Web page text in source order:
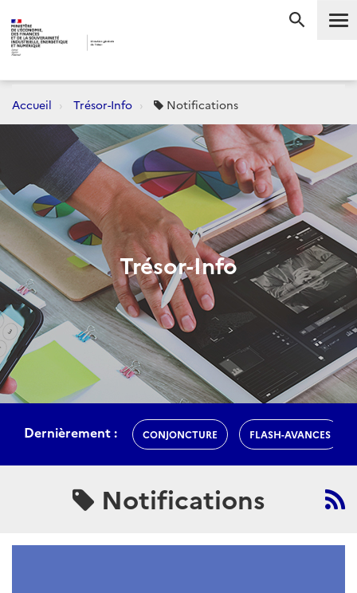
Accueil Trésor-Info Notifications
Trésor-Info
Dernièrement : CONJONCTURE FLASH-AVANCES
Notifications